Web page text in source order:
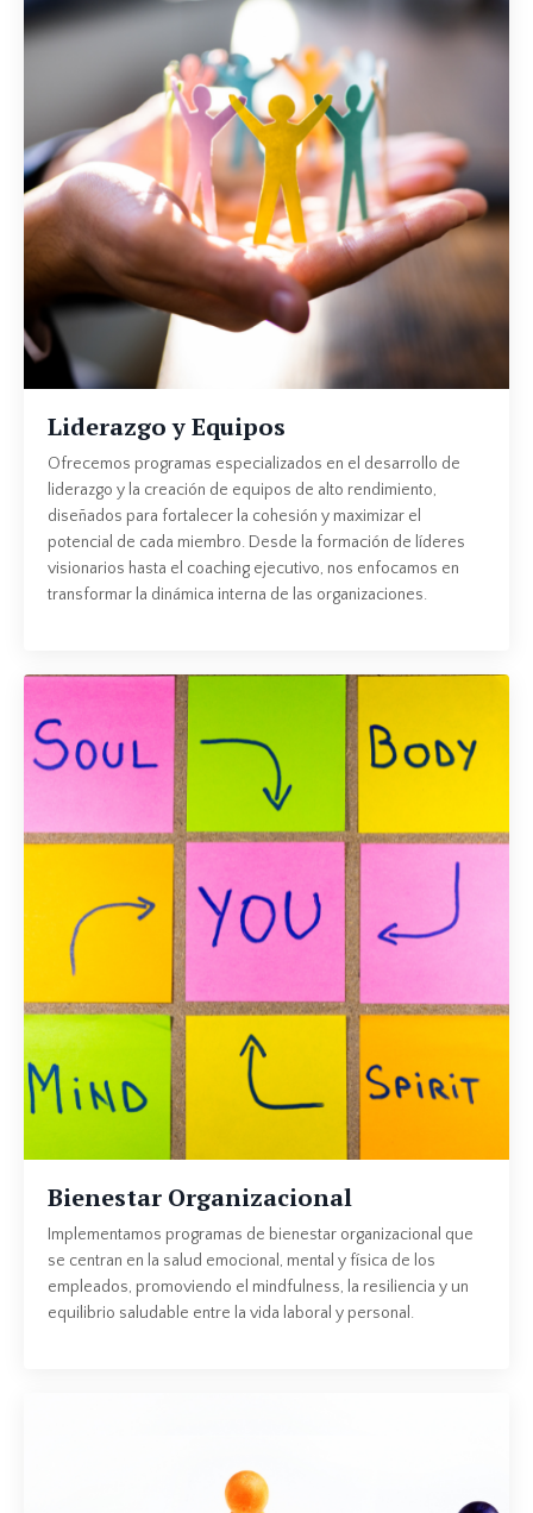
Liderazgo y Equipos
Ofrecemos programas especializados en el desarrollo de
liderazgo y la creación de equipos de alto rendimiento,
diseñados para fortalecer la cohesión y maximizar el
potencial de cada miembro. Desde la formación de líderes
visionarios hasta el coaching ejecutivo, nos enfocamos en
transformar la dinámica interna de las organizaciones.
Bienestar Organizacional
Implementamos programas de bienestar organizacional que
se centran en la salud emocional, mental y física de los
empleados, promoviendo el mindfulness, la resiliencia y un
equilibrio saludable entre la vida laboral y personal.